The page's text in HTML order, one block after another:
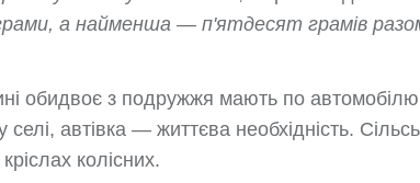
а найменша — п'ятдесят грамів
обидвоє з подружжя мають по
автівка — життєва необхідність.
колісних.